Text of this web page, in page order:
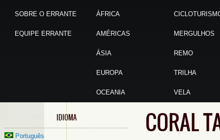
SOBRE O ERRANTE
EQUIPE ERRANTE
ÁFRICA
AMÉRICAS
ÁSIA
EUROPA
OCEANIA
MERGULHOS
REMO
TRILHA
VELA
IDIOMA
Português CORAL